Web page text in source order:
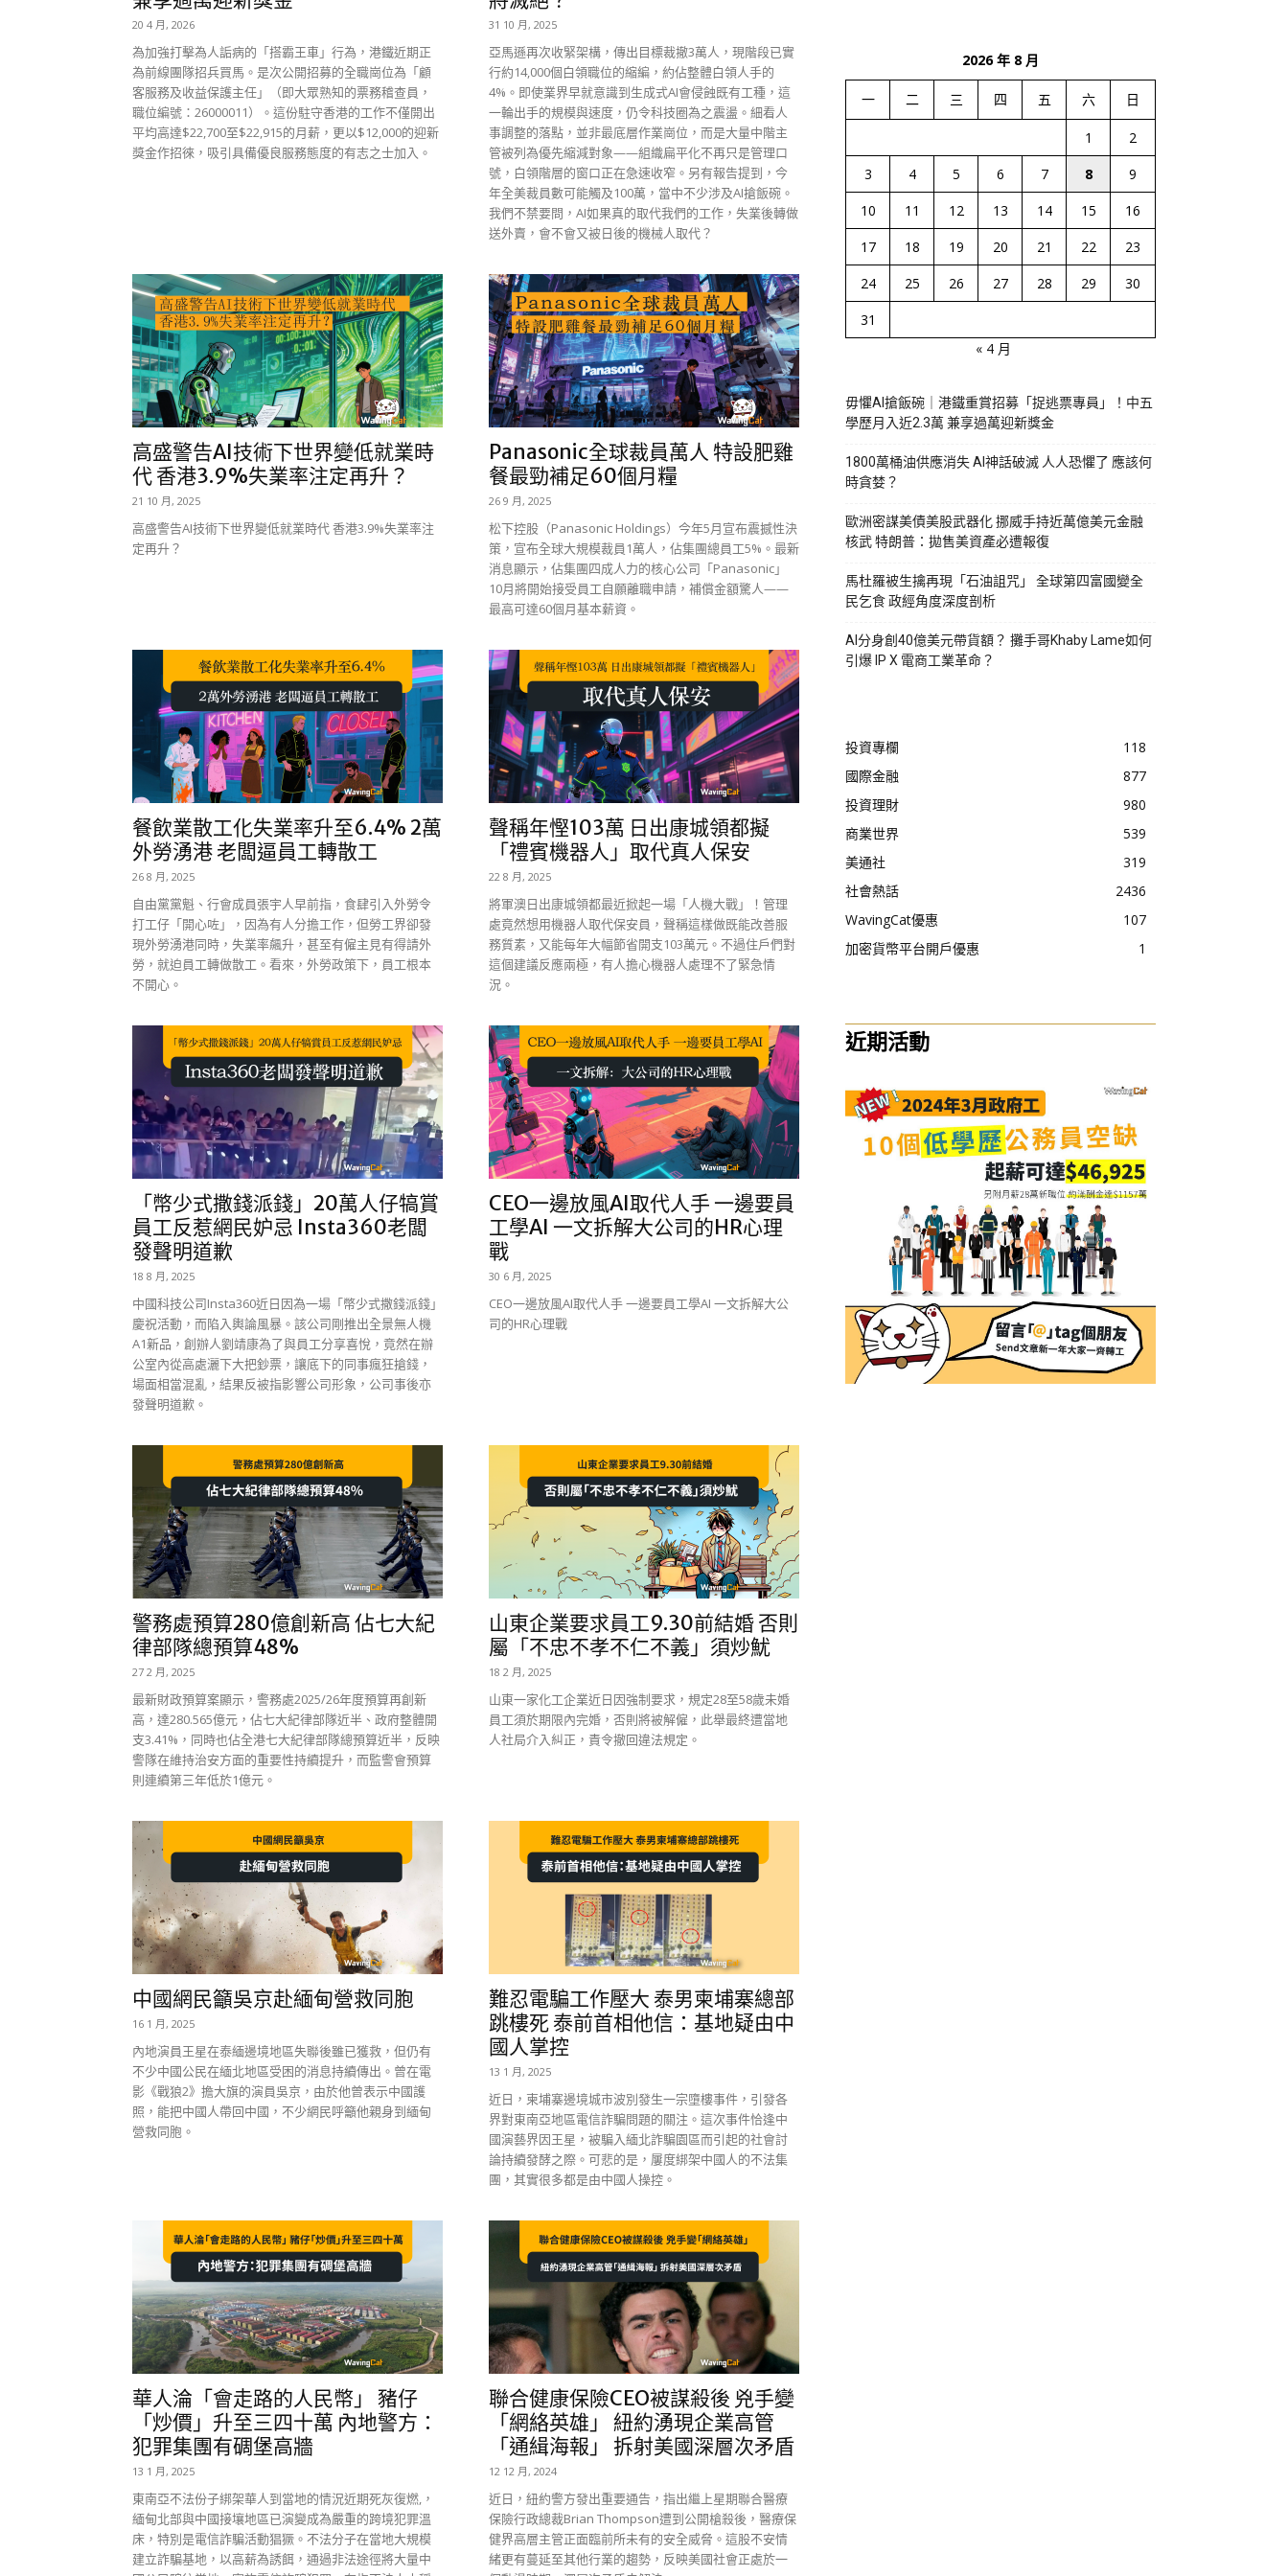
20 4 月, 2026
為加強打擊為人詬病的「搭霸王車」行為，港鐵近期正
為前線團隊招兵買馬。是次公開招募的全職崗位為「顧
客服務及收益保護主任」（即大眾熟知的票務稽查員，
職位編號：26000011）。這份駐守香港的工作不僅開出
平均高達$22,700至$22,915的月薪，更以$12,000的迎新
獎金作招徠，吸引具備優良服務態度的有志之士加入。
31 10 月, 2025
亞馬遜再次收緊架構，傳出目標裁撤3萬人，現階段已實
行約14,000個白領職位的縮編，約佔整體白領人手的
4%。即使業界早就意識到生成式AI會侵蝕既有工種，這
一輪出手的規模與速度，仍令科技圈為之震盪。細看人
事調整的落點，並非最底層作業崗位，而是大量中階主
管被列為優先縮減對象——組織扁平化不再只是管理口
號，白領階層的窗口正在急速收窄。另有報告提到，今
年全美裁員數可能觸及100萬，當中不少涉及AI搶飯碗。
我們不禁要問，AI如果真的取代我們的工作，失業後轉做
送外賣，會不會又被日後的機械人取代？
高盛警告AI技術下世界變低就業時
代 香港3.9%失業率注定再升？
21 10 月, 2025
高盛警告AI技術下世界變低就業時代 香港3.9%失業率注
定再升？
Panasonic全球裁員萬人 特設肥雞
餐最勁補足60個月糧
26 9 月, 2025
松下控股（Panasonic Holdings）今年5月宣布震撼性決
策，宣布全球大規模裁員1萬人，佔集團總員工5%。最新
消息顯示，佔集團四成人力的核心公司「Panasonic」
10月將開始接受員工自願離職申請，補償金額驚人——
最高可達60個月基本薪資。
餐飲業散工化失業率升至6.4% 2萬
外勞湧港 老闆逼員工轉散工
26 8 月, 2025
自由黨黨魁、行會成員張宇人早前指，食肆引入外勞令
打工仔「開心咗」，因為有人分擔工作，但勞工界卻發
現外勞湧港同時，失業率飆升，甚至有僱主見有得請外
勞，就迫員工轉做散工。看來，外勞政策下，員工根本
不開心。
聲稱年慳103萬 日出康城領都擬
「禮賓機器人」取代真人保安
22 8 月, 2025
將軍澳日出康城領都最近掀起一場「人機大戰」！管理
處竟然想用機器人取代保安員，聲稱這樣做既能改善服
務質素，又能每年大幅節省開支103萬元。不過住戶們對
這個建議反應兩極，有人擔心機器人處理不了緊急情
況。
「幣少式撒錢派錢」20萬人仔犒賞
員工反惹網民妒忌 Insta360老闆
發聲明道歉
18 8 月, 2025
中國科技公司Insta360近日因為一場「幣少式撒錢派錢」
慶祝活動，而陷入輿論風暴。該公司剛推出全景無人機
A1新品，創辦人劉靖康為了與員工分享喜悅，竟然在辦
公室內從高處灑下大把鈔票，讓底下的同事瘋狂搶錢，
場面相當混亂，結果反被指影響公司形象，公司事後亦
發聲明道歉。
CEO一邊放風AI取代人手 一邊要員
工學AI 一文拆解大公司的HR心理
戰
30 6 月, 2025
CEO一邊放風AI取代人手 一邊要員工學AI 一文拆解大公
司的HR心理戰
警務處預算280億創新高 佔七大紀
律部隊總預算48%
27 2 月, 2025
最新財政預算案顯示，警務處2025/26年度預算再創新
高，達280.565億元，佔七大紀律部隊近半、政府整體開
支3.41%，同時也佔全港七大紀律部隊總預算近半，反映
警隊在維持治安方面的重要性持續提升，而監警會預算
則連續第三年低於1億元。
山東企業要求員工9.30前結婚 否則
屬「不忠不孝不仁不義」須炒魷
18 2 月, 2025
山東一家化工企業近日因強制要求，規定28至58歲未婚
員工須於期限內完婚，否則將被解僱，此舉最終遭當地
人社局介入糾正，責令撤回違法規定。
中國網民籲吳京赴緬甸營救同胞
16 1 月, 2025
內地演員王星在泰緬邊境地區失聯後雖已獲救，但仍有
不少中國公民在緬北地區受困的消息持續傳出。曾在電
影《戰狼2》擔大旗的演員吳京，由於他曾表示中國護
照，能把中國人帶回中國，不少網民呼籲他親身到緬甸
營救同胞。
難忍電騙工作壓大 泰男柬埔寨總部
跳樓死 泰前首相他信：基地疑由中
國人掌控
13 1 月, 2025
近日，柬埔寨邊境城市波別發生一宗墮樓事件，引發各
界對東南亞地區電信詐騙問題的關注。這次事件恰逢中
國演藝界因王星，被騙入緬北詐騙園區而引起的社會討
論持續發酵之際。可悲的是，屢度綁架中國人的不法集
團，其實很多都是由中國人操控。
華人淪「會走路的人民幣」 豬仔
「炒價」升至三四十萬 內地警方：
犯罪集團有碉堡高牆
13 1 月, 2025
東南亞不法份子綁架華人到當地的情況近期死灰復燃,，
緬甸北部與中國接壤地區已演變成為嚴重的跨境犯罪溫
床，特別是電信詐騙活動猖獗。不法分子在當地大規模
建立詐騙基地，以高薪為誘餌，通過非法途徑將大量中
聯合健康保險CEO被謀殺後 兇手變
「網絡英雄」 紐約湧現企業高管
「通緝海報」 拆射美國深層次矛盾
12 12 月, 2024
近日，紐約警方發出重要通告，指出繼上星期聯合醫療
保險行政總裁Brian Thompson遭到公開槍殺後，醫療保
健界高層主管正面臨前所未有的安全威脅。這股不安情
緒更有蔓延至其他行業的趨勢，反映美國社會正處於一
2026 年 8 月
一 二 三 四 五 六 日
1
2
3
4 5 6 7 8
9
10
11 12 13 14 15
16
17
18 19 20 21 22
23
24
25 26 27 28 29
30
31
« 4 月
毋懼AI搶飯碗｜港鐵重賞招募「捉逃票專員」！中五
學歷月入近2.3萬 兼享過萬迎新獎金
1800萬桶油供應消失 AI神話破滅 人人恐懼了 應該何
時貪婪？
歐洲密謀美債美股武器化 挪威手持近萬億美元金融
核武 特朗普：拋售美資產必遭報復
馬杜羅被生擒再現「石油詛咒」 全球第四富國變全
民乞食 政經角度深度剖析
AI分身創40億美元帶貨額？ 攤手哥Khaby Lame如何
引爆 IP X 電商工業革命？
投資專欄
118
國際金融
877
投資理財
980
商業世界
539
美通社
319
社會熱話
2436
WavingCat優惠
107
加密貨幣平台開戶優惠
1
近期活動